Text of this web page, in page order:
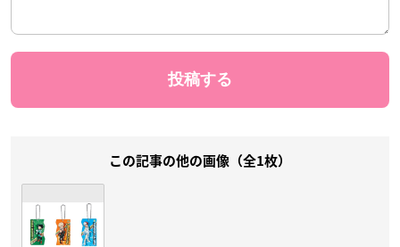
この記事の他の画像（全1枚）